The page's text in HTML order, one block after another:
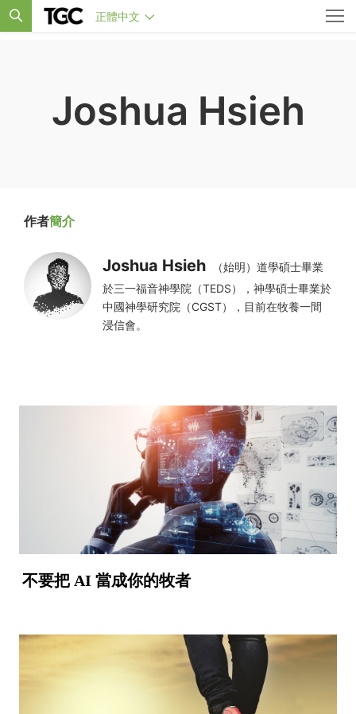
正體中文
Joshua Hsieh
作者簡介
Joshua Hsieh
（始明）道學碩士畢業
於三一福音神學院（TEDS），神學碩士畢業於
中國神學研究院（CGST），目前在牧養一間
浸信會。
不要把 AI 當成你的牧者